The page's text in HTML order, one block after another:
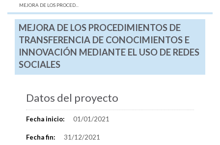
AQUÍ:
MEJORA DE LOS PROCED...
MEJORA DE LOS PROCEDIMIENTOS DE
TRANSFERENCIA DE CONOCIMIENTOS E
INNOVACIÓN MEDIANTE EL USO DE REDES
SOCIALES
Datos del proyecto
Fecha inicio: 01/01/2021
Fecha fin: 31/12/2021